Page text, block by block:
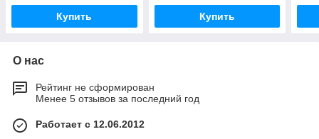
Купить Купить
О нас
Рейтинг не сформирован
Менее 5 отзывов за последний год
Работает с 12.06.2012